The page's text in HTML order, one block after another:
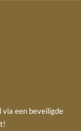
een beveiligde